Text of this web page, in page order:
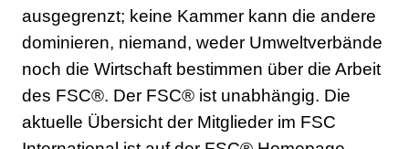
ausgegrenzt; keine Kammer kann die andere
dominieren, niemand, weder Umweltverbände
noch die Wirtschaft bestimmen über die Arbeit
des FSC®. Der FSC® ist unabhängig. Die
aktuelle Übersicht der Mitglieder im FSC